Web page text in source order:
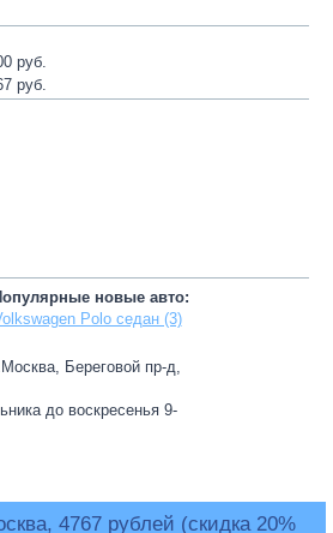
руб.
руб.
новые авто:
Polo седан (3)
Береговой пр-д,
до воскресенья 9-
4767 рублей (скидка 20%